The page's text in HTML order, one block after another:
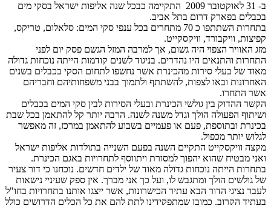
ב- 31 לאוקטובר 2009 התקיימה כבכל שנה אליפות ישראל בסקי מים
בכבלים בפארק דרום בתל אביב.
בתחרות השתתפו כ 70 מתחרים בכל ענפי סקי המים: סלאלום, טריקס,
קפיצות, וויקבורד, וויקסקייט.
מזג האוויר הצפוי היה גשום, אך למרבה המזל הגשם פסק יום לפני
התחרות והתנאים היו נהדרים. בניגוד לשנים קודמות הייתה נוכחות גדולה
מאוד של בעלי סירות מהכינרת אשר נחשפו לתחום הסקי בכבלים בשנים
האחרונות ובאו לצפות, להשתתף ולתמוך בבני משפחותיהם וחבריהם
אשר התחרו.
הקשר ההדוק בין גולשי הכינרת ובעלי הסירות לבין סקי המים בכבלים
ושיתוף הפעולה הולך וגדל משנה לשנה. הרבה יותר קל להתאמן בכל שבת
בכינרת ובתוספת, פעם או פעמיים בשבוע להתאמן במרכז, זה מאפשר
לגלוש יותר מכפול.
מקצה וויקסקייט התקיים השנה בפעם השנייה בתולדות אליפות ישראל
ואני מבטיח שהוא יהפוך למסורת ויתווסף לתחרויות באגם הכינרת.
בתחרות הייתה נוכחות גדולה מאוד של ילדים חדשים. נוכחנו כי דור צעיר
של גולשים הולך ומתגבש לו, ועל כך אני מברך. אין ספק שעיניי נישאות
לעבר נציגי הדור הבא עתיר הכישרונות, אשר ייצגו אותנו בתחרויות בחו"ל
בעתיד הקרוב. כמובן שמתפקידינו לתת להם את כל הכלים הדרושים כולל